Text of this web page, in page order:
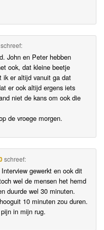
schreef:
John en Peter hebben
ook, dat kleine beetje
ik er altijd vanuit ga dat
er ook altijd ergens iets
niet de kans om ook die
de vroege morgen.
schreef:
gewerkt en ook dit
wel de mensen het hemd
duurde wel 30 minuten.
10 minuten zou duren.
in mijn rug.